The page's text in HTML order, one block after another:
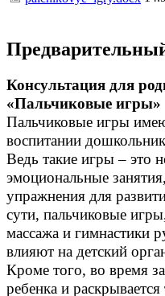
Консультация для
«Пальчиковые игры»
Пальчиковые игры
воспитании
Ведь такие игры – это
эмоциональные
упражнения для
сути, пальчиковые
массажа и гимнастики
влияют на детский
Кроме того, во время
ребенка и раскрывается